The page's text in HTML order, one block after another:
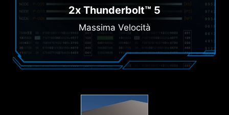
2x Thunderbolt™ 5
Massima Velocità